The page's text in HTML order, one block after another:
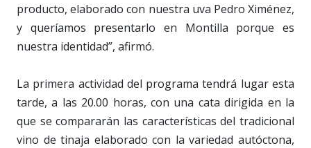
producto, elaborado con nuestra uva Pedro Ximénez,
y queríamos presentarlo en Montilla porque es
nuestra identidad”, afirmó.
La primera actividad del programa tendrá lugar esta
tarde, a las 20.00 horas, con una cata dirigida en la
que se compararán las características del tradicional
vino de tinaja elaborado con la variedad autóctona,